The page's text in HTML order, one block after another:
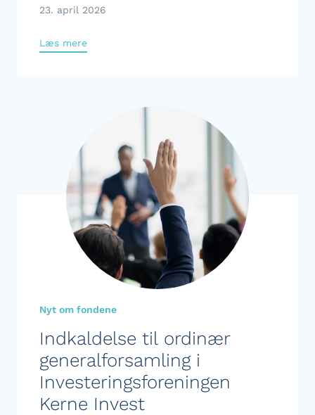
23. april 2026
Læs mere
Nyt om fondene
Indkaldelse til ordinær
generalforsamling i
Investeringsforeningen
Kerne Invest